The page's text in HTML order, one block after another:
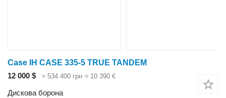
Case IH CASE 335-5 TRUE TANDEM
12 000 $
≈ 534 400 грн ≈ 10 390 €
Дискова борона